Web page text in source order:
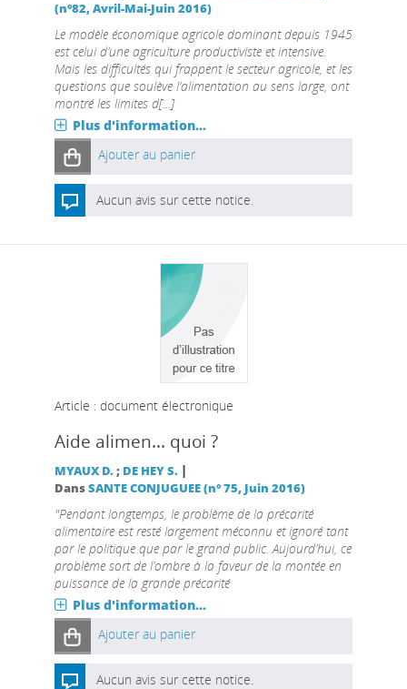
(n°82, Avril-Mai-Juin 2016)
Le modèle économique agricole dominant depuis 1945
est celui d’une agriculture productiviste et intensive.
Mais les difficultés qui frappent le secteur agricole, et les
questions que soulève l’alimentation au sens large, ont
montré les limites d[...]
Plus d'information...
Ajouter au panier
Aucun avis sur cette notice.
Article : document électronique
Aide alimen... quoi ?
MYAUX D.; DE HEY S. |
DansSANTE CONJUGUEE (n° 75, Juin 2016)
"Pendant longtemps, le problème de la précarité
alimentaire est resté largement méconnu et ignoré tant
par le politique que par le grand public. Aujourd’hui, ce
problème sort de l’ombre à la faveur de la montée en
puissance de la grande précarité
Plus d'information...
Ajouter au panier
Aucun avis sur cette notice.